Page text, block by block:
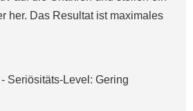
her. Das Resultat ist maximales
- Seriösitäts-Level: Gering